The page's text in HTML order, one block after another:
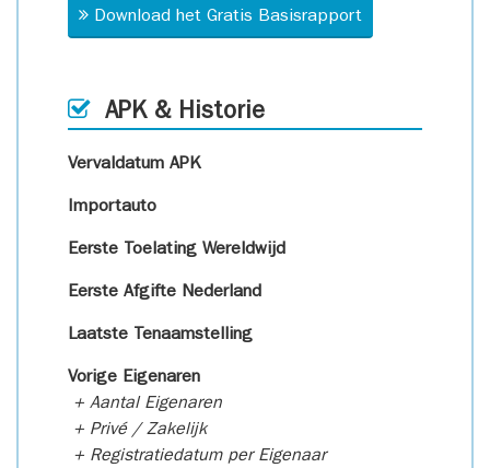
Download het Gratis Basisrapport
APK & Historie
Vervaldatum APK
Importauto
Eerste Toelating Wereldwijd
Eerste Afgifte Nederland
Laatste Tenaamstelling
Vorige Eigenaren
+ Aantal Eigenaren
+ Privé / Zakelijk
+ Registratiedatum per Eigenaar